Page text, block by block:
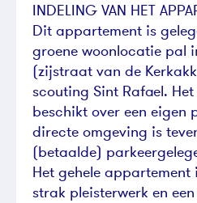
INDELING VAN HET
Dit appartement is
groene woonlocatie pal
(zijstraat van de
scouting Sint Rafael.
beschikt over een eigen
directe omgeving is
(betaalde)
Het gehele
strak pleisterwerk en